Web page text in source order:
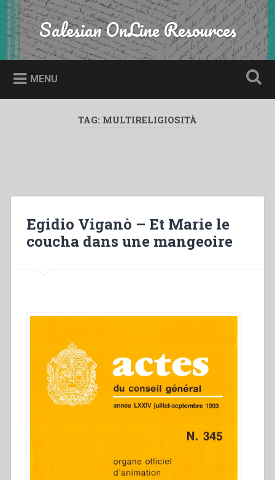
Skip
to
content
Search Salesian OnLine Resources
MENU
TAG: MULTIRELIGIOSITÀ
Egidio Viganò – Et Marie le
coucha dans une mangeoire